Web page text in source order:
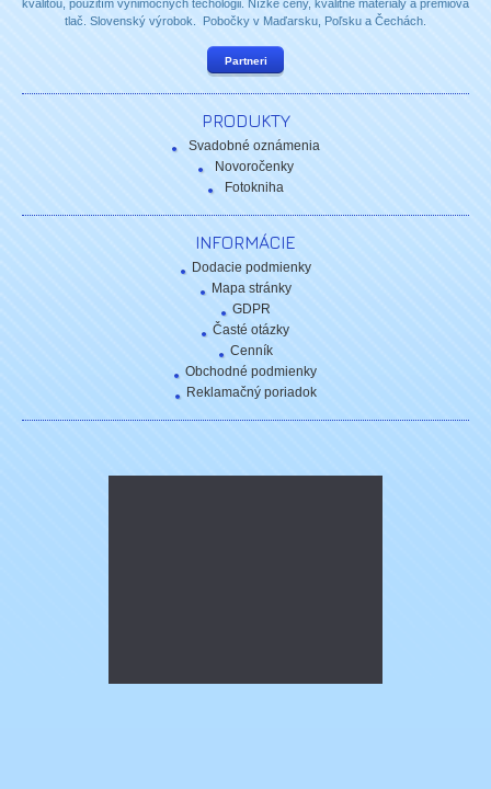
kvalitou, použitím výnimočných techológii. Nízke ceny, kvalitné materiály a prémiová
tlač. Slovenský výrobok. Pobočky v Maďarsku, Poľsku a Čechách.
Partneri
PRODUKTY
Svadobné oznámenia
Novoročenky
Fotokniha
INFORMÁCIE
Dodacie podmienky
Mapa stránky
GDPR
Časté otázky
Cenník
Obchodné podmienky
Reklamačný poriadok